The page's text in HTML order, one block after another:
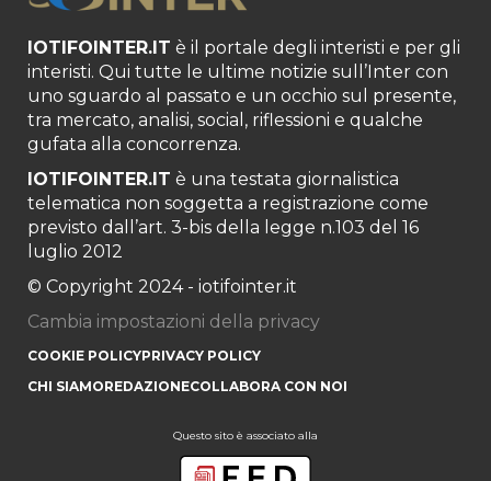
IOTIFOINTER.IT è il portale degli interisti e per gli
interisti. Qui tutte le ultime notizie sull’Inter con
uno sguardo al passato e un occhio sul presente,
tra mercato, analisi, social, riflessioni e qualche
gufata alla concorrenza.
IOTIFOINTER.IT è una testata giornalistica
telematica non soggetta a registrazione come
previsto dall’art. 3-bis della legge n.103 del 16
luglio 2012
© Copyright 2024 - iotifointer.it
Cambia impostazioni della privacy
COOKIE POLICYPRIVACY POLICY
CHI SIAMOREDAZIONECOLLABORA CON NOI
Questo sito è associato alla